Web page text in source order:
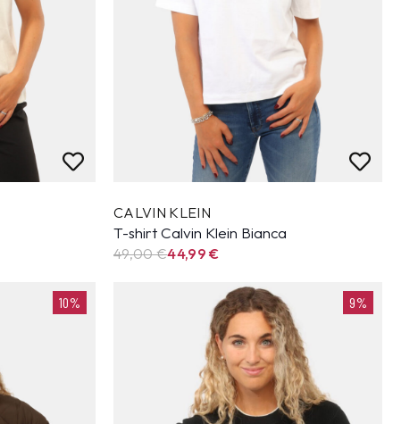
CALVIN KLEIN
T-shirt Calvin Klein Bianca
49,00 €44,99€
10% 9%